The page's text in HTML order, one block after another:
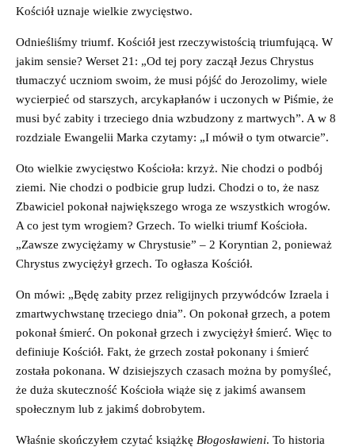
Kościół uznaje wielkie zwycięstwo.
Odnieśliśmy triumf. Kościół jest rzeczywistością triumfującą. W
jakim sensie? Werset 21: „Od tej pory zaczął Jezus Chrystus
tłumaczyć uczniom swoim, że musi pójść do Jerozolimy, wiele
wycierpieć od starszych, arcykapłanów i uczonych w Piśmie, że
musi być zabity i trzeciego dnia wzbudzony z martwych”. A w 8
rozdziale Ewangelii Marka czytamy: „I mówił o tym otwarcie”.
Oto wielkie zwycięstwo Kościoła: krzyż. Nie chodzi o podbój
ziemi. Nie chodzi o podbicie grup ludzi. Chodzi o to, że nasz
Zbawiciel pokonał największego wroga ze wszystkich wrogów.
A co jest tym wrogiem? Grzech. To wielki triumf Kościoła.
„Zawsze zwyciężamy w Chrystusie” – 2 Koryntian 2, ponieważ
Chrystus zwyciężył grzech. To ogłasza Kościół.
On mówi: „Będę zabity przez religijnych przywódców Izraela i
zmartwychwstanę trzeciego dnia”. On pokonał grzech, a potem
pokonał śmierć. On pokonał grzech i zwyciężył śmierć. Więc to
definiuje Kościół. Fakt, że grzech został pokonany i śmierć
została pokonana. W dzisiejszych czasach można by pomyśleć,
że duża skuteczność Kościoła wiąże się z jakimś awansem
społecznym lub z jakimś dobrobytem.
Właśnie skończyłem czytać książkę Błogosławieni. To historia